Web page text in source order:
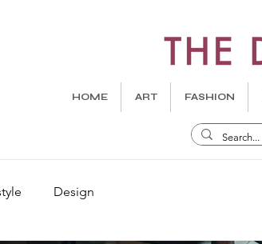
HOME ART FASHION
Design